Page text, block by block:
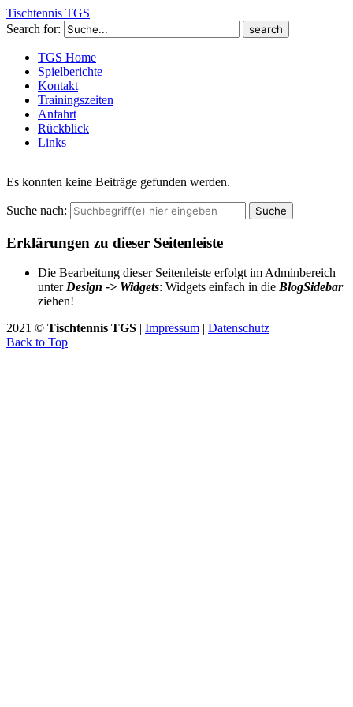
Tischtennis TGS
Search for:
TGS Home
Spielberichte
Kontakt
Trainingszeiten
Anfahrt
Rückblick
Links
Es konnten keine Beiträge gefunden werden.
Suche nach:
Erklärungen zu dieser Seitenleiste
Die Bearbeitung dieser Seitenleiste erfolgt im Adminbereich
unterDesign -> Widgets: Widgets einfach in die BlogSidebar
ziehen!
2021 © Tischtennis TGS | Impressum | Datenschutz
Back to Top